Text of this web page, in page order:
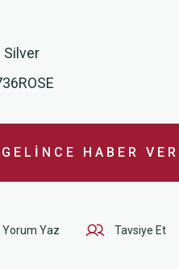
Silver
GELİNCE HABER VER
Yorum Yaz Tavsiye Et